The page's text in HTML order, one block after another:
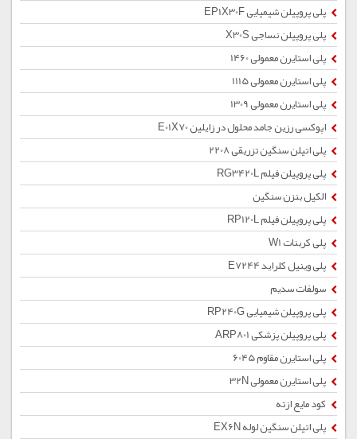
پلی پروپیلن شیمیایی EP1X30F
پلی پروپیلن نساجی X30S
پلی استایرن معمولی 1460
پلی استایرن معمولی 1115
پلی استایرن معمولی 1309
اپوکسی رزین جامد محلول در زایلین E01X70
پلی اتیلن سنگین تزریقی 2208
پلی پروپیلن فیلم RG3420L
الکیل بنزن سنگین
پلی پروپیلن فیلم RP120L
پلی کربنات W1
پلی وینیل کلراید E7244
سولفات سدیم
پلی پروپیلن شیمیایی RP240G
پلی پروپیلن پزشکی ARP801
پلی استایرن مقاوم 6045
پلی استایرن معمولی 32N
کود مایع ازته
پلی اتیلن سنگین لوله EX6N